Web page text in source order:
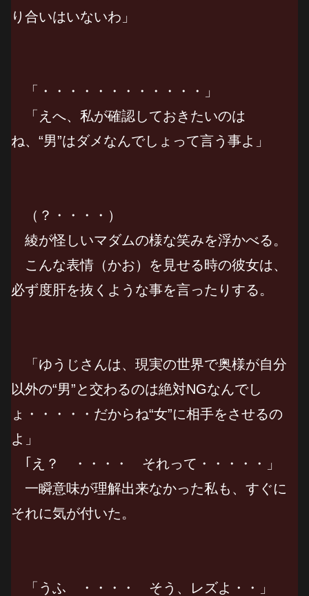
り合いはいないわ」
「・・・・・・・・・・・・」
「えへ、私が確認しておきたいのは
ね、“男”はダメなんでしょって言う事よ」
（？・・・・）
綾が怪しいマダムの様な笑みを浮かべる。
こんな表情（かお）を見せる時の彼女は、
必ず度肝を抜くような事を言ったりする。
「ゆうじさんは、現実の世界で奥様が自分
以外の“男”と交わるのは絶対NGなんでし
ょ・・・・・だからね“女”に相手をさせるの
よ」
｢え？ ・・・・ それって・・・・・」
一瞬意味が理解出来なかった私も、すぐに
それに気が付いた。
「うふ ・・・・ そう、レズよ・・」